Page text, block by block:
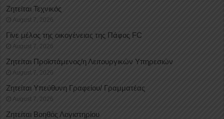
Ζητείται Τεχνικός
August 7, 2026
Γίνε μέλος της οικογένειας της Πάφος FC
August 7, 2026
Ζητείται Προϊστάμενος/η Λειτουργικών Υπηρεσιών
August 7, 2026
Ζητείται Υπεύθυνη Γραφείου/ Γραμματέας
August 7, 2026
Ζητείται Βοηθός Λογιστηρίου